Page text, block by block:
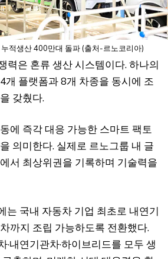
적생산 400만대 돌파 (출처-르노코리아)
력은 혼류 생산 시스템이다. 하나의
개 플랫폼과 8개 차종을 동시에 조
갖췄다.
에 즉각 대응 가능한 스마트 팩토
의미한다. 실제로 르노그룹 내 글
서 최상위권을 기록하며 기술력을
는 국내 자동차 기업 최초로 내연기
까지 조립 가능하도록 전환했다.
·내연기관차·하이브리드를 모두 생